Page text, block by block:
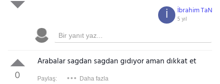
İbrahim TaN
5 yıl
İ
0
Arabalar sagdan sagdan gıdıyor aman dıkkat et
Paylaş: Daha fazla